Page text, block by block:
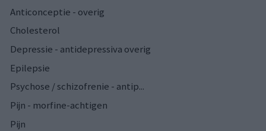
Anticonceptie - overig
Cholesterol
Depressie - antidepressiva overig
Epilepsie
Psychose / schizofrenie - antip...
Pijn - morfine-achtigen
Pijn